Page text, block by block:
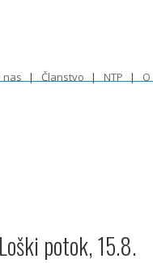
nas Članstvo NTP O
potok, 15.8.